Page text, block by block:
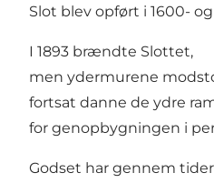
Slot blev opført i 1600-
I 1893 brændte Slottet,
men ydermurene
fortsat danne de ydre
for genopbygningen i
Godset har gennem